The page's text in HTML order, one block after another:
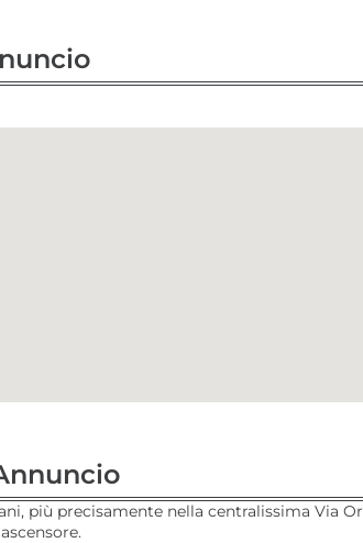
più precisamente nella centralissima Via